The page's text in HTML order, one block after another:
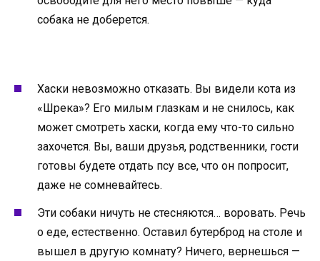
собака не доберется.
Хаски невозможно отказать. Вы видели кота из
«Шрека»? Его милым глазкам и не снилось, как
может смотреть хаски, когда ему что-то сильно
захочется. Вы, ваши друзья, родственники, гости
готовы будете отдать псу все, что он попросит,
даже не сомневайтесь.
Эти собаки ничуть не стесняются… воровать. Речь
о еде, естественно. Оставил бутерброд на столе и
вышел в другую комнату? Ничего, вернешься —